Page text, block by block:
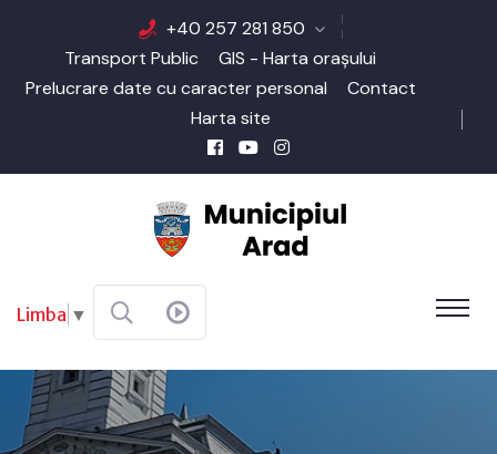
+40 257 281 850
Transport Public
GIS - Harta orașului
Prelucrare date cu caracter personal
Contact
Harta site
Limba ▼